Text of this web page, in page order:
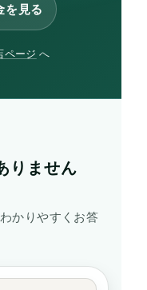
を見る
ページ へ
りません
かりやすくお答